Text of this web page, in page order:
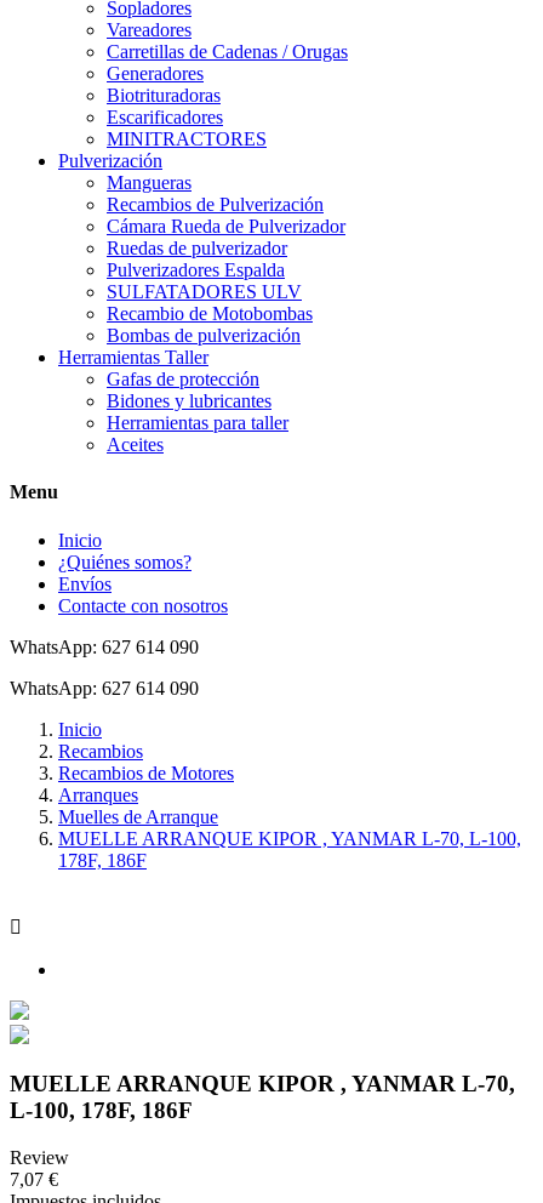
Sopladores
Vareadores
Carretillas de Cadenas / Orugas
Generadores
Biotrituradoras
Escarificadores
MINITRACTORES
Pulverización
Mangueras
Recambios de Pulverización
Cámara Rueda de Pulverizador
Ruedas de pulverizador
Pulverizadores Espalda
SULFATADORES ULV
Recambio de Motobombas
Bombas de pulverización
Herramientas Taller
Gafas de protección
Bidones y lubricantes
Herramientas para taller
Aceites
Menu
Inicio
¿Quiénes somos?
Envíos
Contacte con nosotros
WhatsApp: 627 614 090
WhatsApp: 627 614 090
Inicio
Recambios
Recambios de Motores
Arranques
Muelles de Arranque
MUELLE ARRANQUE KIPOR , YANMAR L-70, L-100,
178F, 186F

MUELLE ARRANQUE KIPOR , YANMAR L-70,
L-100, 178F, 186F
Review
7,07 €